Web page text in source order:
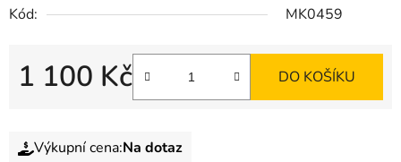
Kód:
MK0459
1 100 Kč DO KOŠÍKU
Výkupní cena:Na dotaz